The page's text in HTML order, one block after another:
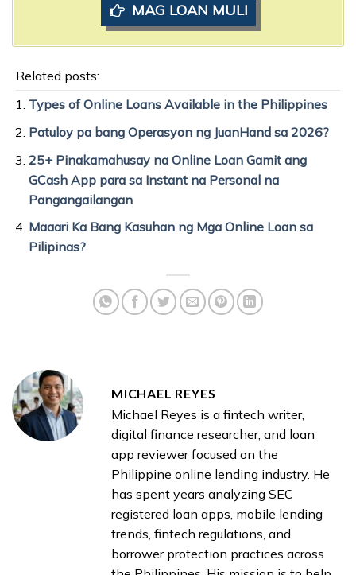
MAG LOAN MULI
Related posts:
Types of Online Loans Available in the Philippines
Patuloy pa bang Operasyon ng JuanHand sa 2026?
25+ Pinakamahusay na Online Loan Gamit ang
GCash App para sa Instant na Personal na
Pangangailangan
Maaari Ka Bang Kasuhan ng Mga Online Loan sa
Pilipinas?
MICHAEL REYES
Michael Reyes is a fintech writer,
digital finance researcher, and loan
app reviewer focused on the
Philippine online lending industry. He
has spent years analyzing SEC
registered loan apps, mobile lending
trends, fintech regulations, and
borrower protection practices across